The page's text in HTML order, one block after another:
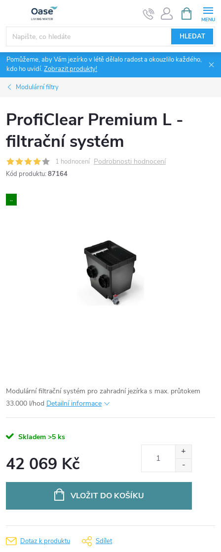
obsah
HLEDAT
NÁKUPNÍ
KOŠÍK
Pomůžeme, aby Vám jezírko v létě dělalo radost a okouzlilo každého,
kdo ho uvidí.Zobrazit produkty!
Modulární filtry
ProfiClear Premium L -
filtrační systém
1 hodnocení Podrobnosti hodnocení
Kód produktu: 87164
..
Modulární filtrační systém pro zahradní jezírka s max. průtokem
33.000 l/hod Detailní informace
Skladem >5 ks
42 069 Kč
VLOŽIT DO KOŠÍKU
Dotaz k produktu Sdílet